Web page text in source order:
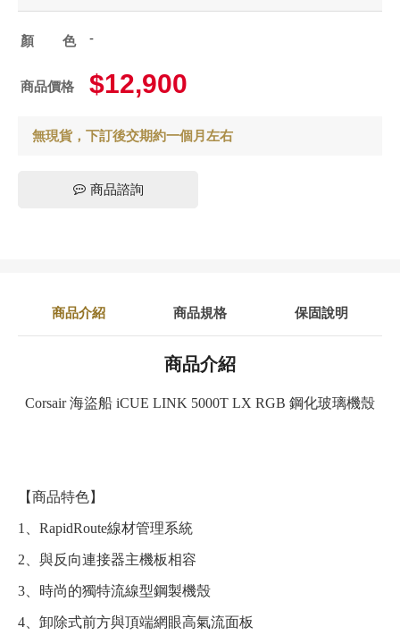
顏色
-
商品價格 $12,900
無現貨，下訂後交期約一個月左右
商品諮詢
商品介紹 商品規格 保固說明
商品介紹
Corsair 海盜船 iCUE LINK 5000T LX RGB 鋼化玻璃機殼
【商品特色】
1、RapidRoute線材管理系統
2、與反向連接器主機板相容
3、時尚的獨特流線型鋼製機殼
4、卸除式前方與頂端網眼高氣流面板